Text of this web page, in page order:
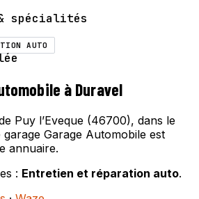
spécialités
AUTO
à Duravel
Puy l’Eveque (46700), dans le
garage Garage Automobile est
annuaire.
: Entretien et réparation auto.